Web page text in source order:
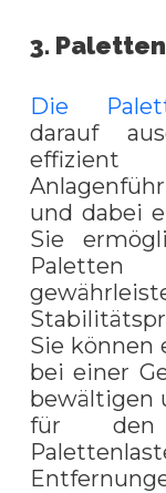
3.
Die
darauf
und dabei
Sie
Sie können
bei einer
bewältigen
für den